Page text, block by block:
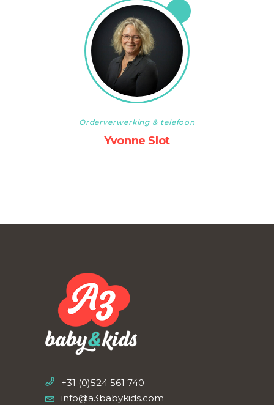
Orderverwerking & telefoon
Yvonne Slot
+31 (0)524 561 740
info@a3babykids.com